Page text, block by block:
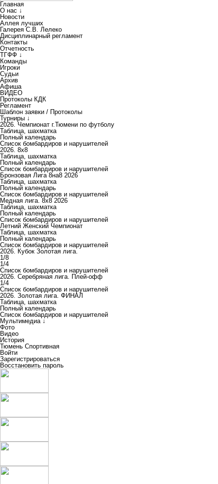
Главная
О нас ↓
Новости
Аллея лучших
Галерея С.В. Лелеко
Дисциплинарный регламент
Контакты
Отчетность
ТГФФ ↓
Команды
Игроки
Судьи
Архив
Афиша
ВИДЕО
Протоколы КДК
Регламент
Шаблон заявки / Протоколы
Турниры ↓
2026. Чемпионат г.Тюмени по футболу
Таблица, шахматка
Полный календарь
Список бомбардиров и нарушителей
2026. 8х8
Таблица, шахматка
Полный календарь
Список бомбардиров и нарушителей
Бронзовая Лига 8на8 2026
Таблица, шахматка
Полный календарь
Список бомбардиров и нарушителей
Медная лига. 8x8 2026
Таблица, шахматка
Полный календарь
Список бомбардиров и нарушителей
Летний Женский Чемпионат
Таблица, шахматка
Полный календарь
Список бомбардиров и нарушителей
2026. Кубок Золотая лига.
1/8
1/4
Список бомбардиров и нарушителей
2026. Серебряная лига. Плей-офф
1/4
Список бомбардиров и нарушителей
2026. Золотая лига. ФИНАЛ
Таблица, шахматка
Полный календарь
Список бомбардиров и нарушителей
Мультимедиа ↓
Фото
Видео
История
Тюмень Спортивная
Войти
Зарегистрироваться
Восстановить пароль